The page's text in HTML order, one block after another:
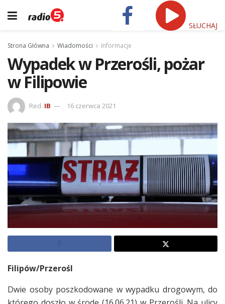
SŁUCHAJ
Strona Główna Wiadomości Informacje
Wypadek w Przerośli, pożar
w Filipowie
Red. IB 16 czerwca 2021
Filipów/Przerośl
Dwie osoby poszkodowane w wypadku drogowym, do